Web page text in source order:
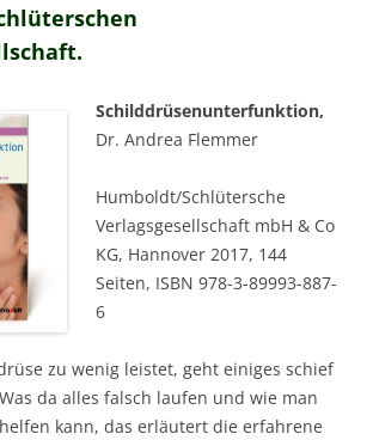
Schilddrüsenunterfunktion,
Dr. Andrea Flemmer
Humboldt/Schlütersche
Verlagsgesellschaft mbH & Co
KG, Hannover 2017, 144
Seiten, ISBN 978-3-89993-887-
6
zu wenig leistet, geht einiges schief
da alles falsch laufen und wie man
kann, das erläutert die erfahrene